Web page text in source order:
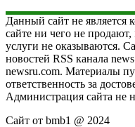
Данный сайт не является
сайте ни чего не
услуги не оказываются.
новостей RSS канала
newsru.com. Материалы
ответственность за
Администрация сайта не
Сайт от bmb1 @ 2024